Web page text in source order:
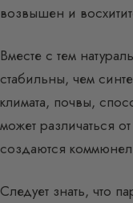
возвышен и
Вместе с тем
стабильны, чем
климата, почвы,
может различаться
создаются
Следует знать, что